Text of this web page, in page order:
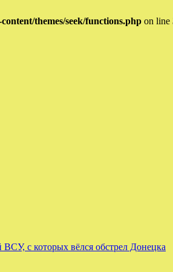
themes/seek/functions.php on line
с которых вёлся обстрел Донецка